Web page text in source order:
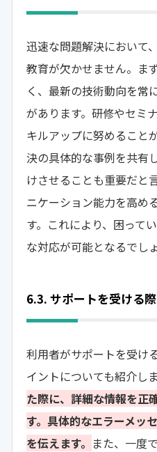
迅速な問題解決において
教育が欠かせません。ま
く、最新の技術動向を常
があります。研修やセミ
キルアップに努めること
決の具体的な事例を共有
けさせることも重要だと
ニケーション能力を高め
す。これにより、困って
な対応が可能となるでしょ
6.3. サポートを受ける
利用者がサポートを受け
イントについても紹介しま
た際に、詳細な情報を正
す。具体的なエラーメッ
を伝えます。 また、一度